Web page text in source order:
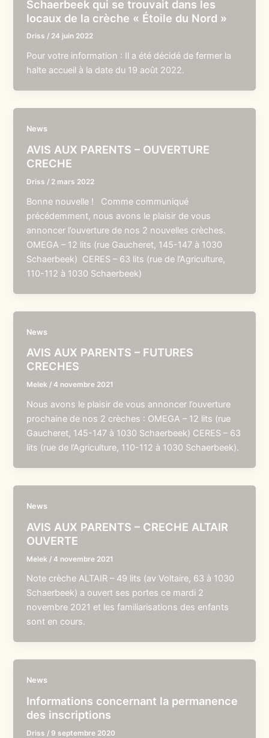
Schaerbeek qui se trouvait dans les
locaux de la crèche « Étoile du Nord »
Driss / 24 juin 2022
Pour votre information : Il a été décidé de fermer la
halte accueil à la date du 19 août 2022.
News
AVIS AUX PARENTS – OUVERTURE
CRECHE
Driss / 2 mars 2022
Bonne nouvelle ! Comme communiqué
précédemment, nous avons le plaisir de vous
annoncer l’ouverture de nos 2 nouvelles crèches.
OMEGA – 12 lits (rue Gaucheret, 145-147 à 1030
Schaerbeek) CERES – 63 lits (rue de l’Agriculture,
110-112 à 1030 Schaerbeek)
News
AVIS AUX PARENTS – FUTURES
CRECHES
Melek /4 novembre 2021
Nous avons le plaisir de vous annoncer l’ouverture
prochaine de nos 2 crèches : OMEGA – 12 lits (rue
Gaucheret, 145-147 à 1030 Schaerbeek) CERES – 63
lits (rue de l’Agriculture, 110-112 à 1030 Schaerbeek).
News
AVIS AUX PARENTS – CRECHE ALTAIR
OUVERTE
Melek /4 novembre 2021
Note crèche ALTAIR – 49 lits (av Voltaire, 63 à 1030
Schaerbeek) a ouvert ses portes ce mardi 2
novembre 2021 et les familiarisations des enfants
sont en cours.
News
Informations concernant la permanence
des inscriptions
Driss / 9 septembre 2020